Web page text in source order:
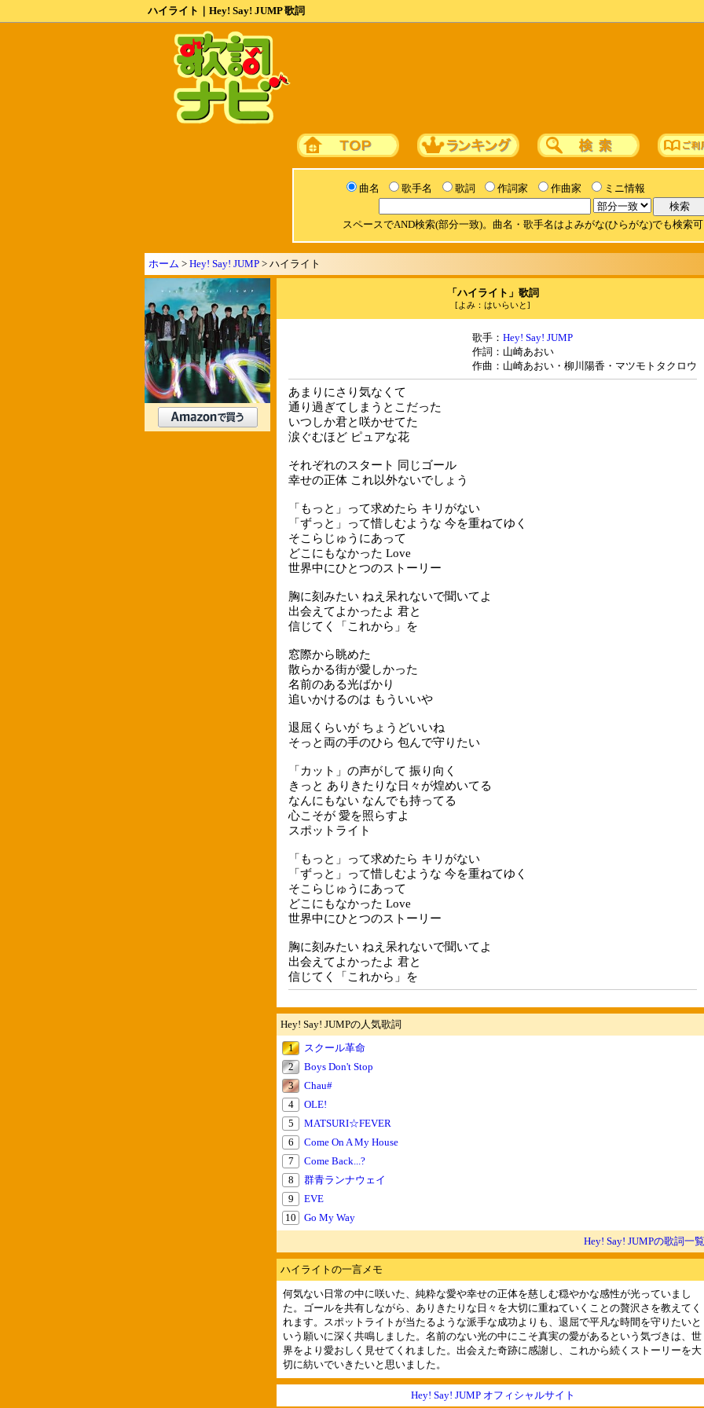
ハイライト｜Hey! Say! JUMP 歌詞
曲名 歌手名 歌詞 作詞家 作曲家 ミニ情報
スペースでAND検索(部分一致)。曲名・歌手名はよみがな(ひらがな)でも検索
ホーム > Hey! Say! JUMP > ハイライト
「ハイライト」歌詞
[よみ：はいらいと]
歌手： Hey! Say! JUMP
作詞：山崎あおい
作曲：山崎あおい・柳川陽香・マツモトタクロウ
あまりにさり気なくて
通り過ぎてしまうとこだった
いつしか君と咲かせてた
涙ぐむほど ピュアな花
それぞれのスタート 同じゴール
幸せの正体 これ以外ないでしょう
「もっと」って求めたら キリがない
「ずっと」って惜しむような 今を重ねてゆく
そこらじゅうにあって
どこにもなかった Love
世界中にひとつのストーリー
胸に刻みたい ねえ呆れないで聞いてよ
出会えてよかったよ 君と
信じてく「これから」を
窓際から眺めた
散らかる街が愛しかった
名前のある光ばかり
追いかけるのは もういいや
退屈くらいが ちょうどいいね
そっと両の手のひら 包んで守りたい
「カット」の声がして 振り向く
きっと ありきたりな日々が煌めいてる
なんにもない なんでも持ってる
心こそが 愛を照らすよ
スポットライト
「もっと」って求めたら キリがない
「ずっと」って惜しむような 今を重ねてゆく
そこらじゅうにあって
どこにもなかった Love
世界中にひとつのストーリー
胸に刻みたい ねえ呆れないで聞いてよ
出会えてよかったよ 君と
信じてく「これから」を
Hey! Say! JUMPの人気歌詞
1
スクール革命
2
Boys Don't Stop
3
Chau#
4
OLE!
5
MATSURI☆FEVER
6
Come On A My House
7
Come Back...?
8
群青ランナウェイ
9
EVE
10
Go My Way
Hey! Say! JUMPの歌詞一覧
ハイライトの一言メモ
何気ない日常の中に咲いた、純粋な愛や幸せの正体を慈しむ穏やかな感性が光っていまし
た。ゴールを共有しながら、ありきたりな日々を大切に重ねていくことの贅沢さを教えてく
れます。スポットライトが当たるような派手な成功よりも、退屈で平凡な時間を守りたいと
いう願いに深く共鳴しました。名前のない光の中にこそ真実の愛があるという気づきは、世
界をより愛おしく見せてくれました。出会えた奇跡に感謝し、これから続くストーリーを大
切に紡いでいきたいと思いました。
Hey! Say! JUMP オフィシャルサイト